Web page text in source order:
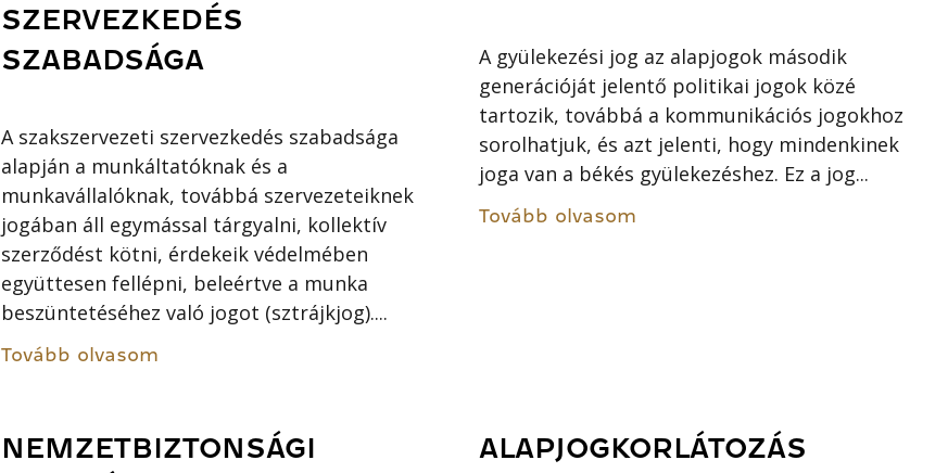
SZERVEZKEDÉS
SZABADSÁGA
A szakszervezeti szervezkedés szabadsága
alapján a munkáltatóknak és a
munkavállalóknak, továbbá szervezeteiknek
jogában áll egymással tárgyalni, kollektív
szerződést kötni, érdekeik védelmében
együttesen fellépni, beleértve a munka
beszüntetéséhez való jogot (sztrájkjog)....
Tovább olvasom
A gyülekezési jog az alapjogok második
generációját jelentő politikai jogok közé
tartozik, továbbá a kommunikációs jogokhoz
sorolhatjuk, és azt jelenti, hogy mindenkinek
joga van a békés gyülekezéshez. Ez a jog...
Tovább olvasom
NEMZETBIZTONSÁGI
ALAPJOGKORLÁTOZÁS